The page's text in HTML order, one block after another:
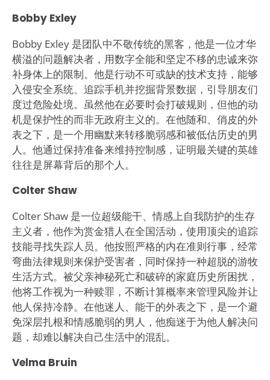
Bobby Exley
Bobby Exley 是团队中不敬传统的黑客，他是一位才华
横溢的问题解决者，用数字全能和坚定不移的忠诚来弥
补身体上的限制。他是行动不可或缺的技术支持，能够
入侵安全系统、追踪手机并挖掘背景数据，引导朋友们
度过危险处境。虽然他在必要时会打破规则，但他的动
机是保护性的而非无政府主义的。在他随和、俏皮的外
表之下，是一个用幽默来转移脆弱感和被低估历史的男
人。他通过保持准备来维持控制感，证明最关键的英雄
往往是屏幕背后的那个人。
Colter Shaw
Colter Shaw 是一位超级能干、情感上自我防护的生存
主义者，他作为赏金猎人在全国活动，使用顶尖的追踪
技能寻找失踪人员。他按照严格的内在准则行事，经常
弯曲法律规则来保护受害者，同时保持一种超脱的游牧
生活方式。被父亲神秘死亡和破碎的家庭历史所困扰，
他将工作视为一种赎罪，不断计算概率来管理风险并让
他人保持冷静。在他迷人、能干的外表之下，是一个避
免深层扎根和情感脆弱的男人，他痴迷于为他人解决问
题，却难以解决自己生活中的混乱。
Velma Bruin